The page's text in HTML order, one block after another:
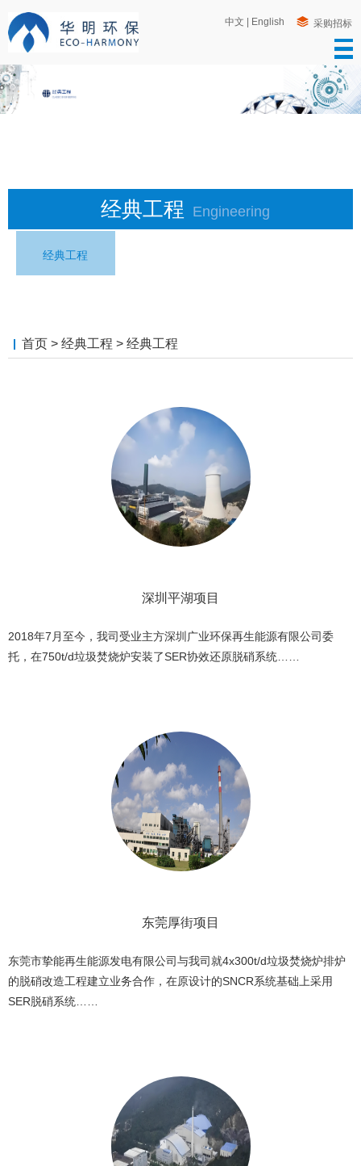
中文 English 采购招标
经典工程 Engineering
经典工程
首页 > 经典工程 > 经典工程
深圳平湖项目
2018年7月至今，我司受业主方深圳广业环保再生能源有限公司委
托，在750t/d垃圾焚烧炉安装了SER协效还原脱硝系统……
东莞厚街项目
东莞市挚能再生能源发电有限公司与我司就4x300t/d垃圾焚烧炉排炉
的脱硝改造工程建立业务合作，在原设计的SNCR系统基础上采用
SER脱硝系统……